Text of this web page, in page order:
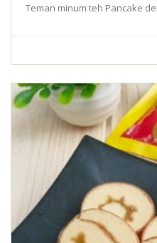
Teman minum teh Pancake